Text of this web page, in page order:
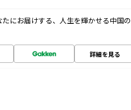
にお届けする、人生を輝かせる中国の
詳細を見る